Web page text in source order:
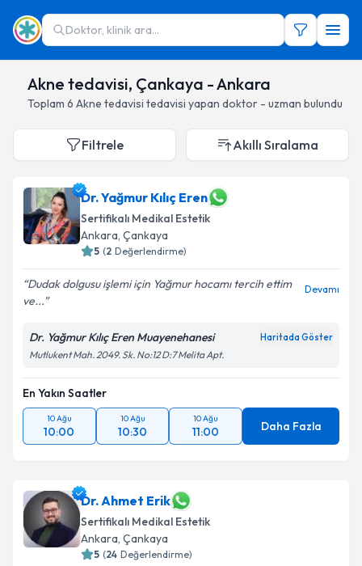
Doktor, klinik ara...
Akne tedavisi, Çankaya - Ankara
Toplam 6 Akne tedavisi tedavisi yapan doktor - uzman bulundu
Filtrele Akıllı Sıralama
Dr. Yağmur Kılıç Eren
Sertifikalı Medikal Estetik
Ankara, Çankaya
5 (2 Değerlendirme)
Dudak dolgusu işlemi için Yağmur hocamı tercih ettim
ve...
Devamı
Dr. Yağmur Kılıç Eren Muayenehanesi Haritada Göster
Mutlukent Mah. 2049. Sk. No:12 D:7 Melita Apt.
En Yakın Saatler
10 Ağu
10:00
10 Ağu
10:30
10 Ağu
11:00 Daha Fazla
Dr. Ahmet Erik
Sertifikalı Medikal Estetik
Ankara, Çankaya
5 (24 Değerlendirme)